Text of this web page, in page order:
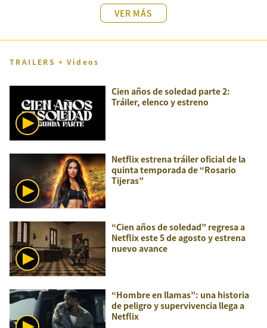
VER MÁS
TRAILERS + Videos
Cien años de soledad parte 2:
Tráiler, elenco y estreno
Netflix estrena tráiler oficial de la
quinta temporada de “Rosario
Tijeras”
“Cien años de soledad” regresa a
Netflix este 5 de agosto y estrena
nuevo avance
“Hombre en llamas”: una historia
de peligro y supervivencia llega a
Netflix